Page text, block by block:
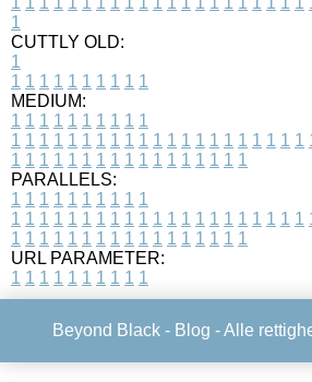
1
CUTTLY OLD:
1
1 1 1 1 1 1 1 1 1 1
MEDIUM:
1 1 1 1 1 1 1 1 1 1
1 1 1 1 1 1 1 1 1 1 1 1 1 1 1 1 1 1 1 1 1
1 1 1 1 1 1 1 1 1 1 1 1 1 1 1 1 1
PARALLELS:
1 1 1 1 1 1 1 1 1 1
1 1 1 1 1 1 1 1 1 1 1 1 1 1 1 1 1 1 1 1 1
1 1 1 1 1 1 1 1 1 1 1 1 1 1 1 1 1
URL PARAMETER:
1 1 1 1 1 1 1 1 1 1
Beyond Black - Blog - Alle